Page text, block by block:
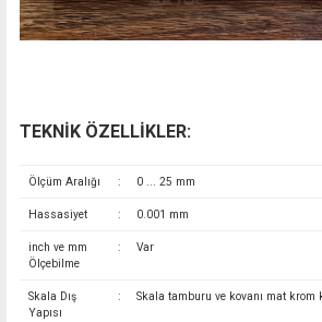
TEKNİK ÖZELLİKLER:
Ölçüm Aralığı : 0 ... 25 mm
Hassasiyet : 0.001 mm
inch ve mm
Ölçebilme
: Var
Skala Dış
Yapısı
: Skala tamburu ve kovanı mat krom